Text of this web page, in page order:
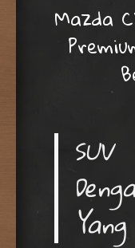
Mazda